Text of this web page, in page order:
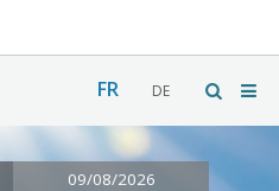
FR DE
09/08/2026